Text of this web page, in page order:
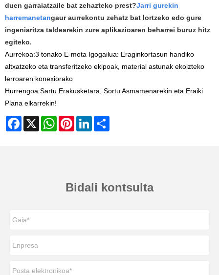
duen garraiatzaile bat zehazteko prest?Jarri gurekin
harremanetangaur aurrekontu zehatz bat lortzeko edo gure
ingeniaritza taldearekin zure aplikazioaren beharrei buruz hitz
egiteko.
Aurrekoa:3 tonako E-mota Igogailua: Eraginkortasun handiko
altxatzeko eta transferitzeko ekipoak, material astunak ekoizteko
lerroaren konexiorako
Hurrengoa:Sartu Erakusketara, Sortu Asmamenarekin eta Eraiki
Plana elkarrekin!
Facebook
X WhatsAppPinterestLinkedIn
Bidali kontsulta